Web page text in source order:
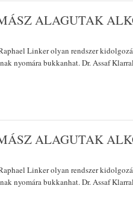
ALAGUTAK
Linker olyan rendszer
nyomára bukkanhat. Dr. Assaf
ALAGUTAK
Linker olyan rendszer
nyomára bukkanhat. Dr. Assaf